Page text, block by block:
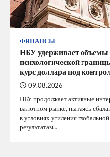
ФИНАНСЫ
НБУ удерживает
психологической
курс доллара под
09.08.2026
НБУ продолжает активные
валютном рынке, пытаясь
в условиях усиления
результатам…